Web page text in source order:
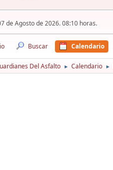
de Agosto de 2026. 08:10 horas.
Buscar Calendario
Del Asfalto ► Calendario ►